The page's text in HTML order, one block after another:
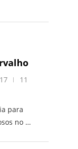
11
para
no …